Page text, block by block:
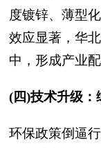
度镀锌、薄型
效应显著，华
中，形成产业配
(四)技术升级：
环保政策倒逼